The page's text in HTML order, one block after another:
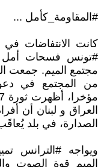
#المقاومة_كأمل ...
كانت الانتفاضات
#تونس فسحات أمل
مجتمع الميم. جمعت
من المجتمع في
العراق و لبنان أن
الصدارة، في بلد
ويواجه #الترانس
الميم قوة الصوت